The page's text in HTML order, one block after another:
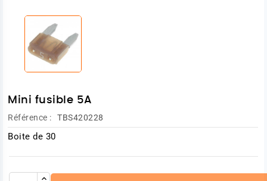
Mini fusible 5A
Référence : TBS420228
Boite de 30